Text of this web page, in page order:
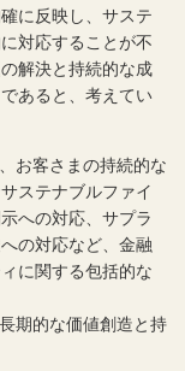
に反映し、サステ
対応することが不
解決と持続的な成
あると、考えてい
お客さまの持続的な
ステナブルファイ
への対応、サプラ
の対応など、金融
に関する包括的な
期的な価値創造と持